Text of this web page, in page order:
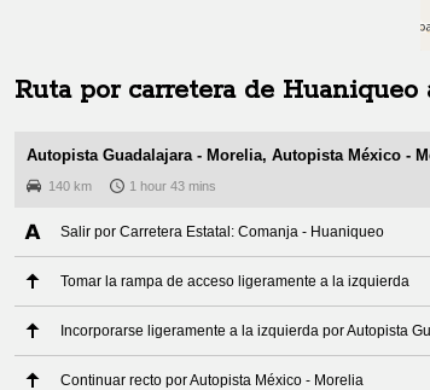
Ruta por carretera de Huaniqueo
Autopista Guadalajara - Morelia, Autopista México -
140 km 1 hour 43 mins
Salir por Carretera Estatal: Comanja - Huaniqueo
Tomar la rampa de acceso ligeramente a la izquierda
Incorporarse ligeramente a la izquierda por Autopista
Continuar recto por Autopista México - Morelia